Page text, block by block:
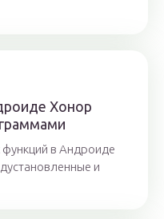
Хонор
в Андроиде
и